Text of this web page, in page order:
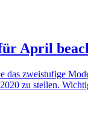
April
zweistufige
zu stellen.